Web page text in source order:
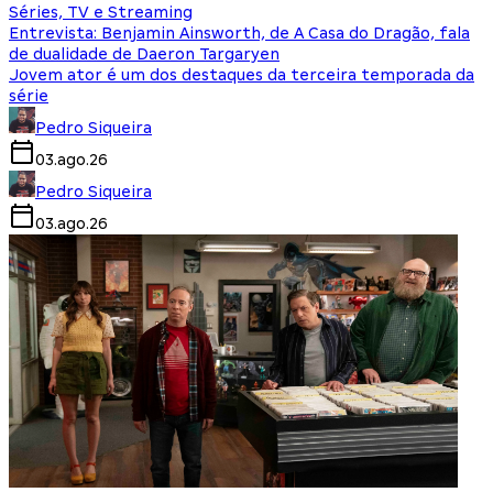
Séries, TV e Streaming
Entrevista: Benjamin Ainsworth, de A Casa do Dragão, fala
de dualidade de Daeron Targaryen
Jovem ator é um dos destaques da terceira temporada da
série
Pedro Siqueira
03.ago.26
Pedro Siqueira
03.ago.26